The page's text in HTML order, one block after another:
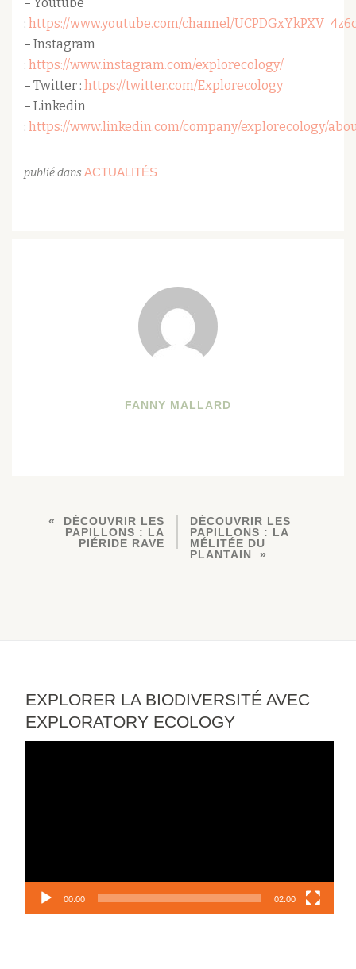
: https://www.youtube.com/channel/
– Instagram
: https://www.instagram.com/explorecology/
– Twitter : https://twitter.com/Explorecology
– Linkedin
: https://www.linkedin.com/company/explorecology/
publié dans ACTUALITÉS
FANNY MALLARD
DÉCOUVRIR LES
PAPILLONS : LA
PIÉRIDE RAVE
DÉCOUVRIR LES
PAPILLONS : LA
MÉLITÉE DU
PLANTAIN
EXPLORER LA BIODIVERSITÉ AVEC
EXPLORATORY ECOLOGY
00:00 02:00